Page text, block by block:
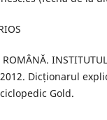
2012. Dicționarul
Gold.